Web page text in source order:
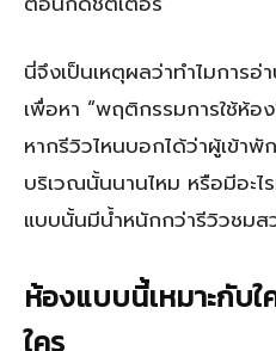
นี่จึงเป็นเหตุผลว่าทำไมการอ่
เพื่อหา “พฤติกรรมการใช้ห้อ
หากรีวิวไหนบอกได้ว่าผู้เข้า
บริเวณนั้นนานไหม หรือมีอะไ
แบบนั้นมีน้ำหนักกว่ารีวิวชมส
ห้องแบบนี้เหมาะกับใ
ใคร